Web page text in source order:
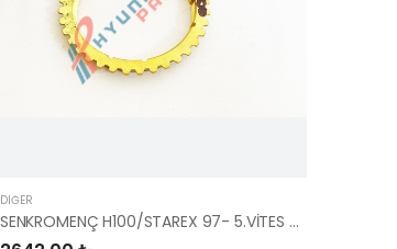
DIĞER
SENKROMENÇ H100/STAREX 97- 5.VİTES 43388-4B000-HMC